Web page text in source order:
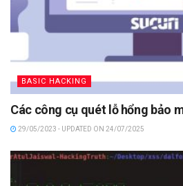
BASIC HACKING
Các công cụ quét lỗ hổng bảo
29/05/2023 - UPDATED ON 24/07/2025